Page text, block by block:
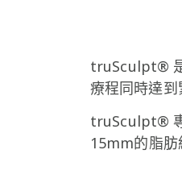
truSculpt® 是
療程同時達到
truSculpt®
15mm的脂肪